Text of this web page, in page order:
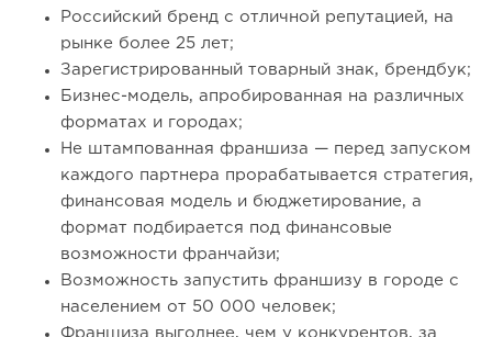
Российский бренд с отличной репутацией, на
рынке более 25 лет;
Зарегистрированный товарный знак, брендбук;
Бизнес-модель, апробированная на различных
форматах и городах;
Не штампованная франшиза — перед запуском
каждого партнера прорабатывается стратегия,
финансовая модель и бюджетирование, а
формат подбирается под финансовые
возможности франчайзи;
Возможность запустить франшизу в городе с
населением от 50 000 человек;
Франшиза выгоднее, чем у конкурентов, за